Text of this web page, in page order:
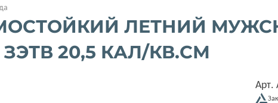
ЛЕТНИЙ
20,5 КАЛ/КВ.СМ
Арт.